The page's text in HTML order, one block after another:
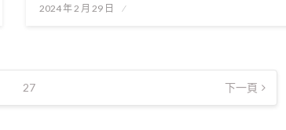
Posted
2024 年 2 月 29 日
27 下一頁